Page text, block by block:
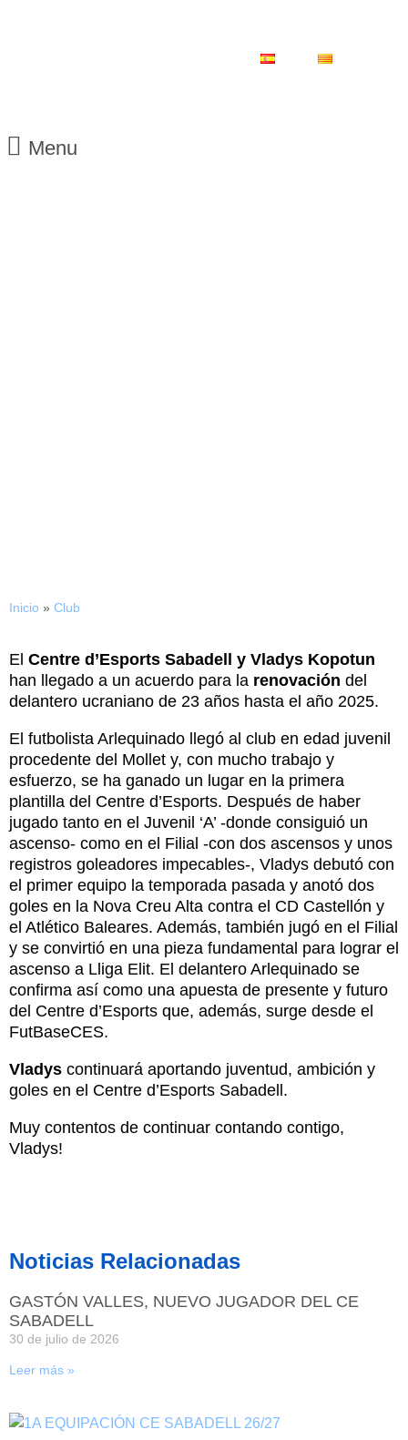
Menu
Inicio » Club
El Centre d’Esports Sabadell y Vladys Kopotun
han llegado a un acuerdo para la renovación del
delantero ucraniano de 23 años hasta el año 2025.
El futbolista Arlequinado llegó al club en edad juvenil
procedente del Mollet y, con mucho trabajo y
esfuerzo, se ha ganado un lugar en la primera
plantilla del Centre d’Esports. Después de haber
jugado tanto en el Juvenil ‘A’ -donde consiguió un
ascenso- como en el Filial -con dos ascensos y unos
registros goleadores impecables-, Vladys debutó con
el primer equipo la temporada pasada y anotó dos
goles en la Nova Creu Alta contra el CD Castellón y
el Atlético Baleares. Además, también jugó en el Filial
y se convirtió en una pieza fundamental para lograr el
ascenso a Lliga Elit. El delantero Arlequinado se
confirma así como una apuesta de presente y futuro
del Centre d’Esports que, además, surge desde el
FutBaseCES.
Vladys continuará aportando juventud, ambición y
goles en el Centre d’Esports Sabadell.
Muy contentos de continuar contando contigo,
Vladys!
Noticias Relacionadas
GASTÓN VALLES, NUEVO JUGADOR DEL CE
SABADELL
30 de julio de 2026
Leer más »